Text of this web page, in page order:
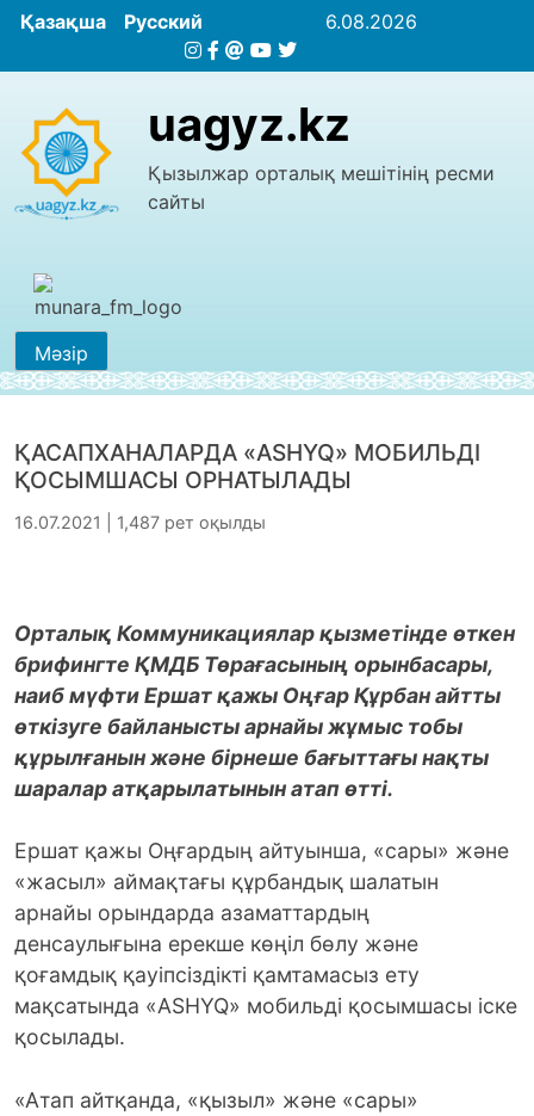
Қазақша Русский 6.08.2026
uagyz.kz
Қызылжар орталық мешітінің ресми
сайты
Мәзір
ҚАСАПХАНАЛАРДА «ASHYQ» МОБИЛЬДІ
ҚОСЫМШАСЫ ОРНАТЫЛАДЫ
16.07.2021 | 1,487 рет оқылды
Орталық Коммуникациялар қызметінде өткен
брифингте ҚМДБ Төрағасының орынбасары,
наиб мүфти Ершат қажы Оңғар Құрбан айтты
өткізуге байланысты арнайы жұмыс тобы
құрылғанын және бірнеше бағыттағы нақты
шаралар атқарылатынын атап өтті.
Ершат қажы Оңғардың айтуынша, «сары» және
«жасыл» аймақтағы құрбандық шалатын
арнайы орындарда азаматтардың
денсаулығына ерекше көңіл бөлу және
қоғамдық қауіпсіздікті қамтамасыз ету
мақсатында «ASHYQ» мобильді қосымшасы іске
қосылады.
«Атап айтқанда, «қызыл» және «сары»